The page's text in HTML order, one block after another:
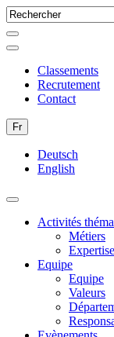
Classements
Recrutement
Contact
Fr
Deutsch
English
Activités
Métiers
Equipe
Equipe
Valeurs